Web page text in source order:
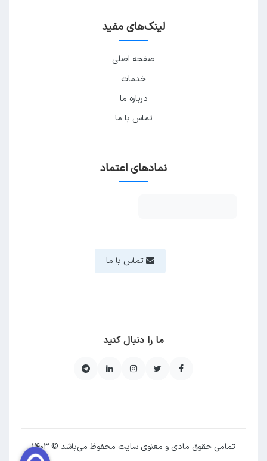
لینک‌های مفید
صفحه اصلی
خدمات
درباره ما
تماس با ما
نمادهای اعتماد
تماس با ما
ما را دنبال کنید
تمامی حقوق مادی و معنوی سایت محفوظ می‌باشد © ۱۴۰۳